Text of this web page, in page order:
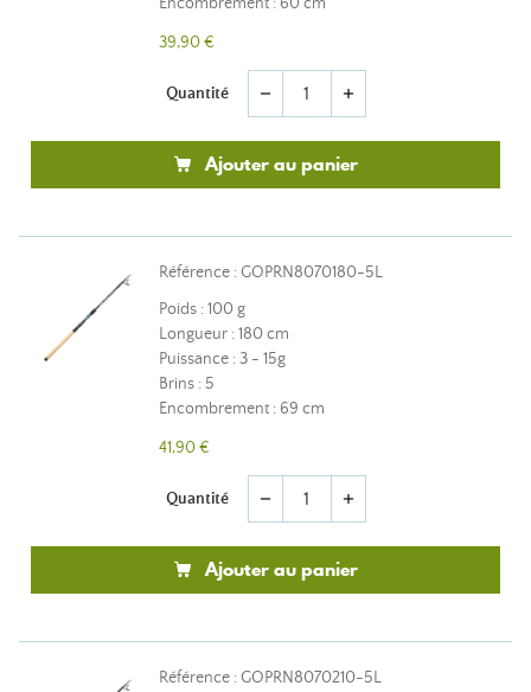
39,90 €
Quantité remove add
Ajouter au panier
Référence : GOPRN8070180-5L
Poids : 100 g
Longueur : 180 cm
Puissance : 3 - 15g
Brins : 5
Encombrement : 69 cm
41,90 €
Quantité remove add
Ajouter au panier
Référence : GOPRN8070210-5L